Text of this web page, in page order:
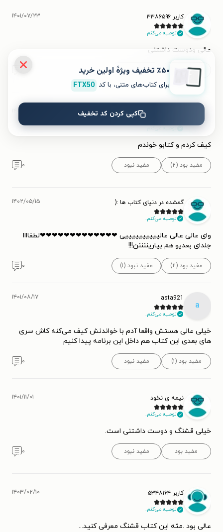
کاربر ۳۳۸۶۵۹۶
توصیه می‌کنم.
۱۴۰۱/۰۷/۲۳
عالی ودوست داشتنی
مفید بود (۲) مفید نبود
توصیه می‌کنم.
۱۴۰۱/۰۷/۱۸
کیف کردم و کتابو خوندم
مفید بود (۲) مفید نبود ۰
گمشده در دنیای کتاب ها :(
توصیه می‌کنم.
۱۴۰۲/۰۵/۱۵
وای عالی عالی عالییییییییییی ❤❤❤❤❤❤❤❤❤❤❤❤❤لطفاااا
جلدای بعدیو هم بیاریننننن!!!
مفید بود (۲) مفید نبود (۱) ۰
a
asta921
توصیه می‌کنم.
۱۴۰۱/۰۸/۱۷
خیلی عالی هستش واقعا آدم با خواندنش کیف می‌کنه کاش سری
های بعدی این کتاب هم داخل این برنامه پیدا کنیم
مفید بود (۱) مفید نبود ۰
نیمه ی نخود
توصیه می‌کنم.
۱۴۰۱/۱۱/۰۱
خیلی قشنگ و دوست داشتنی است.
مفید بود مفید نبود ۰
کاربر ۵۳۴۸۱۶۴
توصیه می‌کنم.
۱۴۰۳/۰۲/۱۰
عالی بود .مثه این کتاب قشنگ معرفی کنید...
٪۵۰ تخفیف ویژۀ اولین خرید
برای کتاب‌های متنی، با کد FTX50
کپی کردن کد تخفیف